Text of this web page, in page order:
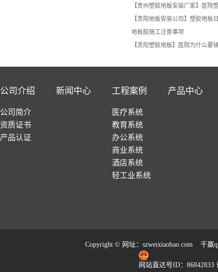
【贵州塑胶地板安装厂家】医院
【贵阳地板安装公司】塑胶地板
地板胶施工注意事项
【贵阳塑胶地板】医院为什么要
公司介绍
公司简介
资质证书
产品认证
新闻中心 工程案例
医疗系统
教育系统
办公系统
商业系统
酒店系统
轻工业系统
产品中心
Copyright © 网址： szweixiaobao.com 千赢
网站直达号ID：